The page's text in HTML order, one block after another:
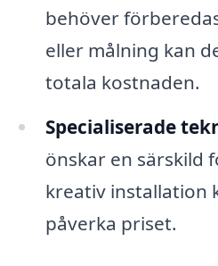
behöver
eller målning kan
totala kostnaden.
Specialiserade
önskar en särskild
kreativ installation
påverka priset.